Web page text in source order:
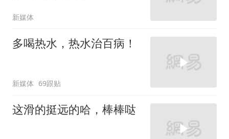
新媒体
多喝热水，热水治百病！
新媒体 69跟贴
这滑的挺远的哈，棒棒哒